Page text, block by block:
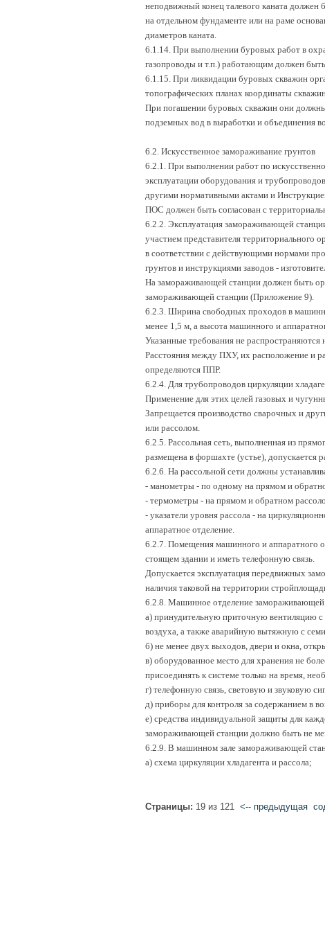
неподвижный конец талевого каната
на отдельном фундаменте или на раме
диаметров каната.
6.1.14. При выполнении буровых работ в
газопроводы и т.п.) работающим должен
6.1.15. При ликвидации буровых скважин
топографических планах координаты
При погашении буровых скважин они
подземных вод в выработки и объединения
6.2. Искусственное замораживание грунтов
6.2.1. При выполнении работ по
эксплуатации оборудования и
другими нормативными актами и
ПОС должен быть согласован с
6.2.2. Эксплуатация замораживающей
участием представителя территориального
в соответствии с действующими нормами
грунтов и инструкциями заводов -
На замораживающей станции должен быть
замораживающей станции (Приложение 9).
6.2.3. Ширина свободных проходов в
менее 1,5 м, а высота машинного и
Указанные требования не
Расстояния между ПХУ, их расположение и
определяются ППР.
6.2.4. Для трубопроводов циркуляции
Применение для этих целей газовых и
Запрещается производство сварочных и
или рассолом.
6.2.5. Рассольная сеть, выполненная из
размещена в форшахте (устье), допускается
6.2.6. На рассольной сети должны
- манометры - по одному на прямом и
- термометры - на прямом и обратном
- указатели уровня рассола - на
аппаратное отделение.
6.2.7. Помещения машинного и аппаратного
стоящем здании и иметь телефонную связь.
Допускается эксплуатация передвижных
наличия таковой на территории
6.2.8. Машинное отделение
а) принудительную приточную вентиляцию
воздуха, а также аварийную вытяжную с
б) не менее двух выходов, двери и окна,
в) оборудованное место для хранения не
присоединять к системе только на время,
г) телефонную связь, световую и звуковую
д) приборы для контроля за содержанием в
е) средства индивидуальной защиты для
замораживающей станции должно быть не
6.2.9. В машинном зале замораживающей
а) схема циркуляции хладагента и рассола;
Страницы: 19 из 121 <-- предыдущая